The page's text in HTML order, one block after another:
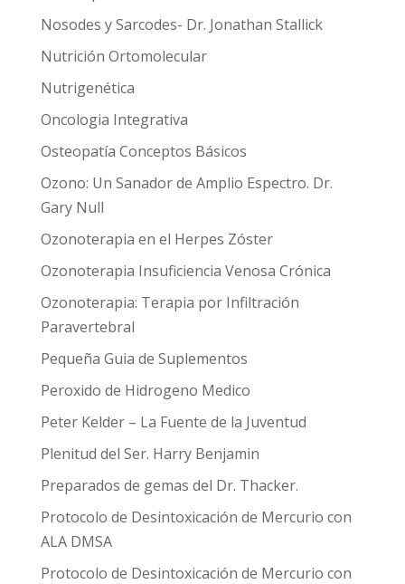
Nosodes y Sarcodes- Dr. Jonathan Stallick
Nutrición Ortomolecular
Nutrigenética
Oncologia Integrativa
Osteopatía Conceptos Básicos
Ozono: Un Sanador de Amplio Espectro. Dr.
Gary Null
Ozonoterapia en el Herpes Zóster
Ozonoterapia Insuficiencia Venosa Crónica
Ozonoterapia: Terapia por Infiltración
Paravertebral
Pequeña Guia de Suplementos
Peroxido de Hidrogeno Medico
Peter Kelder – La Fuente de la Juventud
Plenitud del Ser. Harry Benjamin
Preparados de gemas del Dr. Thacker.
Protocolo de Desintoxicación de Mercurio con
ALA DMSA
Protocolo de Desintoxicación de Mercurio con